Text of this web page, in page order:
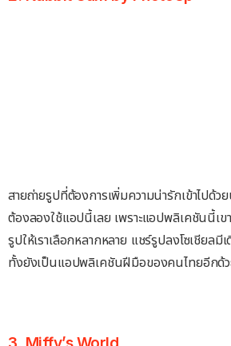
สายถ่ายรูปที่ต้องการเพิ่มความน่ารักเข้าไปด้ว
ต้องลองใช้แอปนี้เลย เพราะแอปพลิเคชันนี้เข
รูปให้เราเลือกหลากหลาย แชร์รูปลงโซเชียลมีเ
ทั้งยังเป็นแอปพลิเคชันฝีมือของคนไทยอีกด้